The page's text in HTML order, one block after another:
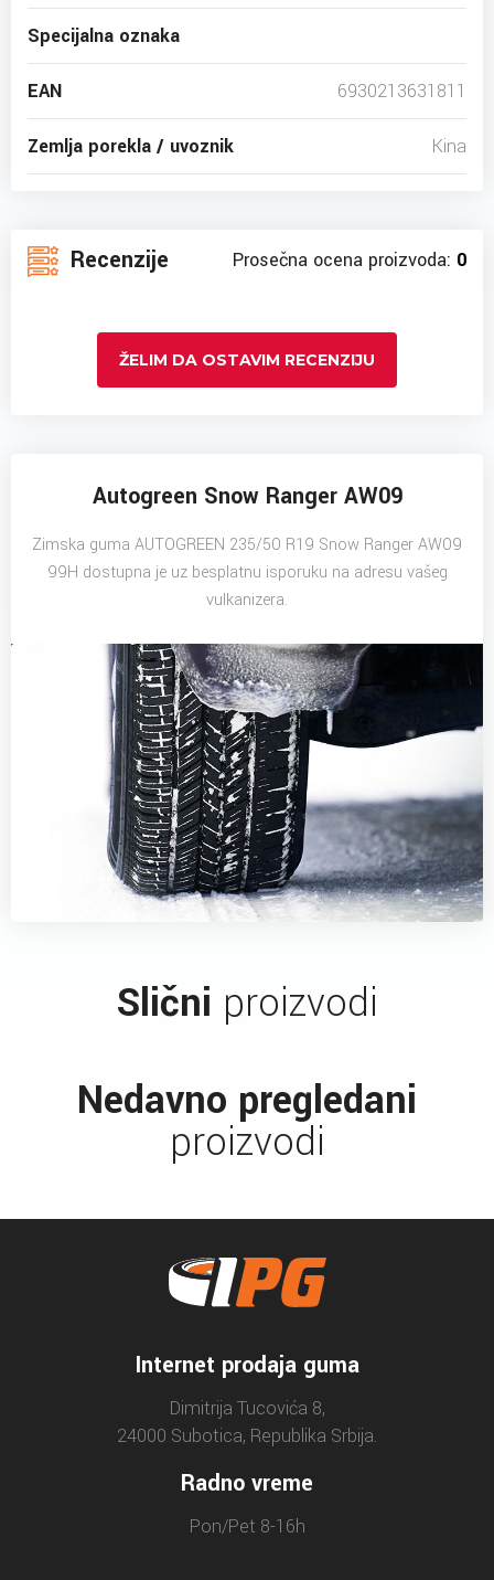
Specijalna oznaka
EAN 6930213631811
Zemlja porekla / uvoznik Kina
Recenzije Prosečna ocena proizvoda: 0
ŽELIM DA OSTAVIM RECENZIJU
Autogreen Snow Ranger AW09
Zimska guma AUTOGREEN 235/50 R19 Snow Ranger AW09
99H dostupna je uz besplatnu isporuku na adresu vašeg
vulkanizera.
Slični proizvodi
Nedavno pregledani
proizvodi
Internet prodaja guma
Dimitrija Tucovića 8,
24000 Subotica, Republika Srbija.
Radno vreme
Pon/Pet 8-16h